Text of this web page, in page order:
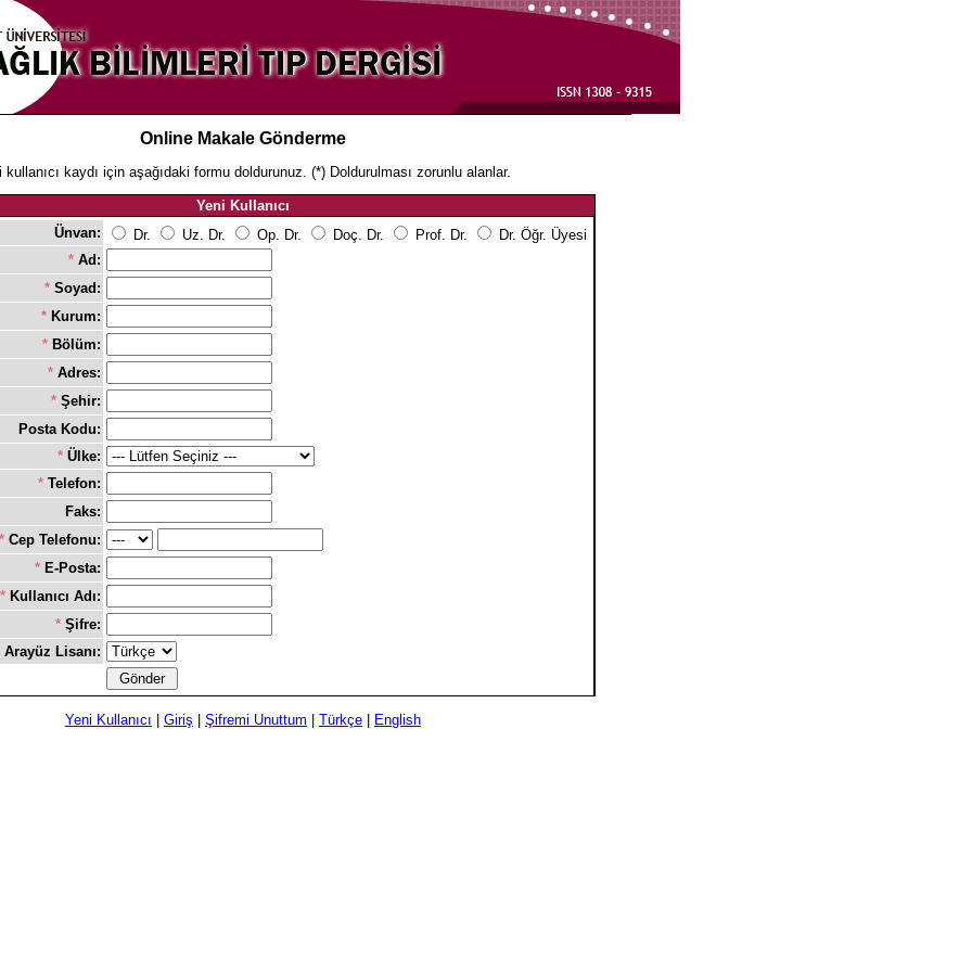
Online Makale Gönderme
kullanıcı kaydı için aşağıdaki formu doldurunuz. (*) Doldurulması zorunlu alanlar.
Yeni Kullanıcı
Ünvan:
Dr. Uz. Dr. Op. Dr. Doç. Dr. Prof. Dr.
Dr. Öğr. Üyesi
* Ad:
* Soyad:
* Kurum:
* Bölüm:
* Adres:
* Şehir:
Posta Kodu:
* Ülke:
* Telefon:
Faks:
* Cep Telefonu:
* E-Posta:
* Kullanıcı Adı:
* Şifre:
Arayüz Lisanı:
Yeni Kullanıcı | Giriş | Şifremi Unuttum | Türkçe | English